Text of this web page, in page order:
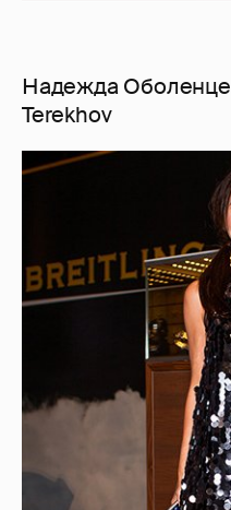
Надежда
Terekhov